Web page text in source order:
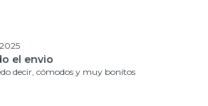
el envio
decir, cómodos y muy bonitos